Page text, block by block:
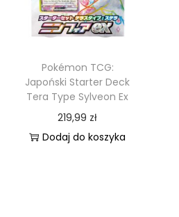
Pokémon TCG:
Japoński Starter Deck
Tera Type Sylveon Ex
219,99 zł
Dodaj do koszyka